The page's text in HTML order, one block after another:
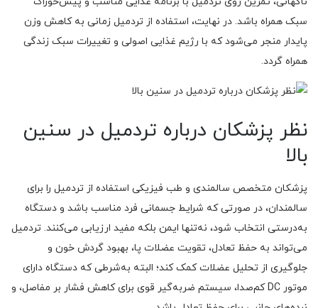
سبک همراه باشد. در نهایت، استفاده از تردمیل زمانی به کاهش وزن
پایدار منجر می‌شود که با رژیم غذایی اصولی و تغییرات سبک زندگی
همراه گردد.
نظر پزشکان درباره تردمیل در سنین
بالا
پزشکان متخصص سالمندی و طب فیزیکی استفاده از تردمیل را برای
سالمندان، در صورتی که شرایط جسمانی فرد مناسب باشد و دستگاه
به‌درستی انتخاب شود، نه‌تنها ایمن بلکه مفید ارزیابی می‌کنند. تردمیل
می‌تواند به حفظ تعادل، تقویت عضلات پا، بهبود گردش خون و
جلوگیری از تحلیل عضلات کمک کند؛ البته به‌شرطی که دستگاه دارای
موتور DC کم‌صدا، سیستم ضربه‌گیر قوی برای کاهش فشار بر مفاصل، و